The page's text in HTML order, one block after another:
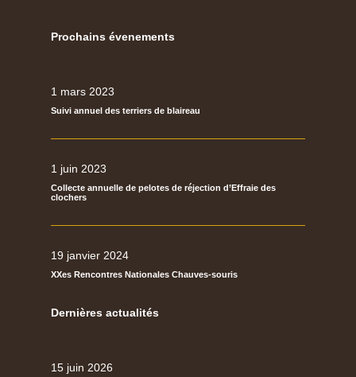
Prochains évenements
1 mars 2023
Suivi annuel des terriers de blaireau
1 juin 2023
Collecte annuelle de pelotes de réjection d’Effraie des
clochers
19 janvier 2024
XXes Rencontres Nationales Chauves-souris
Dernières actualités
15 juin 2026